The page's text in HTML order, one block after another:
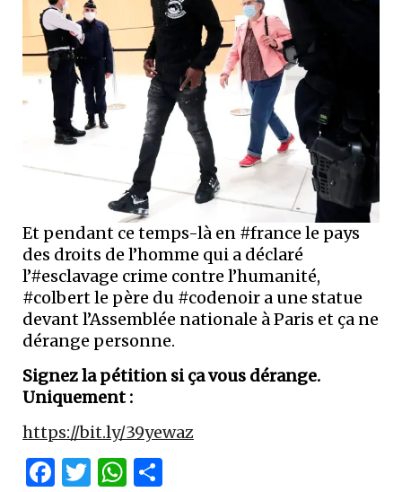
Et pendant ce temps-là en #france le pays
des droits de l’homme qui a déclaré
l’#esclavage crime contre l’humanité,
#colbert le père du #codenoir a une statue
devant l’Assemblée nationale à Paris et ça ne
dérange personne.
Signez la pétition si ça vous dérange.
Uniquement :
https://bit.ly/39yewaz
Facebook
Twitter
WhatsApp